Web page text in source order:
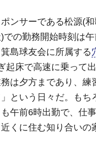
ンサーである松源(
での勤務開始時刻は
島球友会に所属する
起床で高速に乗って
は夕方まであり、
」という日々だ。も
午前6時出勤で、仕
くに住む知り合い